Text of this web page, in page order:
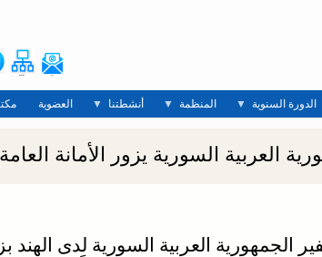
الدورة السنوية المنظمة أنشطتنا العضوية
العربية السورية يزور الأمانة
العربية السورية لدى الهند